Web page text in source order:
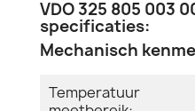
VDO 325 805 003
specificaties:
Mechanisch
Temperatuur